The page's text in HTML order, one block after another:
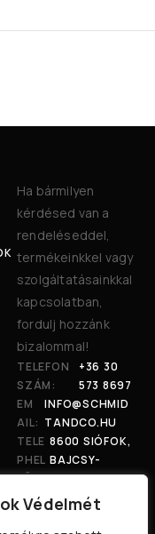
Védelmét
Ha bármilyen
kérdésed van a
rendeléseddel,
termékeinkkel vagy
szolgáltatásainkkal
kapcsolatban,
fordulj hozzánk
bizalommal!
TELEFON
SZÁM:
+36 30
573 8697
EM
AIL:
INFO@SCHMID
TANDCO.HU
TELE
PHEL
YÜNK
8600 SIÓFOK,
BAJCSY-
ZSILINSZKY U.
207.